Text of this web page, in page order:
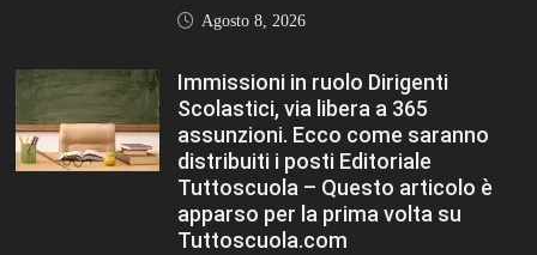
Agosto 8, 2026
Immissioni in ruolo Dirigenti
Scolastici, via libera a 365
assunzioni. Ecco come saranno
distribuiti i posti Editoriale
Tuttoscuola – Questo articolo è
apparso per la prima volta su
Tuttoscuola.com